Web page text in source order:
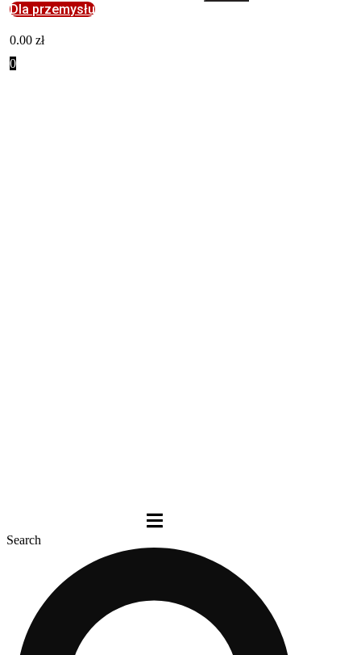
Dla przemysłu
0.00zł
0
Search